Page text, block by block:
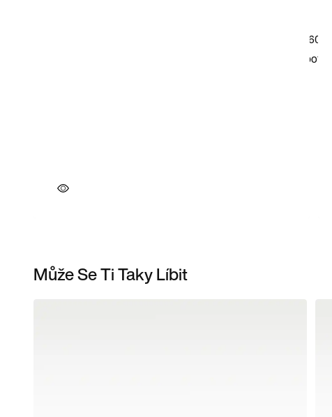
Může Se Ti Taky Líbit